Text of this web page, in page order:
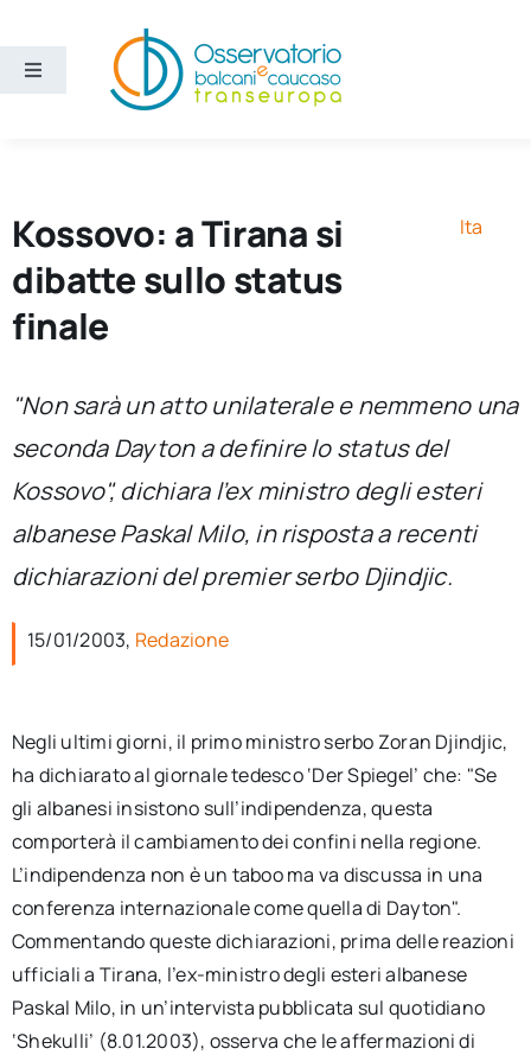
contenuto
Toggle
Ricerca e divulgazione
Chi siamo
per:
Kossovo: a Tirana si
dibatte sullo status
finale
Ita
"Non sarà un atto unilaterale e nemmeno una
seconda Dayton a definire lo status del
Kossovo", dichiara l’ex ministro degli esteri
albanese Paskal Milo, in risposta a recenti
dichiarazioni del premier serbo Djindjic.
15/01/2003, Redazione
Negli ultimi giorni, il primo ministro serbo Zoran Djindjic,
ha dichiarato al giornale tedesco ‘Der Spiegel’ che: "Se
gli albanesi insistono sull’indipendenza, questa
comporterà il cambiamento dei confini nella regione.
L’indipendenza non è un taboo ma va discussa in una
conferenza internazionale come quella di Dayton".
Commentando queste dichiarazioni, prima delle reazioni
ufficiali a Tirana, l’ex-ministro degli esteri albanese
Paskal Milo, in un’intervista pubblicata sul quotidiano
‘Shekulli’ (8.01.2003), osserva che le affermazioni di